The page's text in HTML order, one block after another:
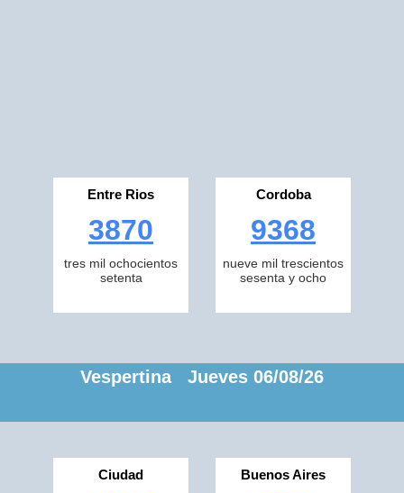
Entre Rios
3870
tres mil ochocientos
setenta
Cordoba
9368
nueve mil trescientos
sesenta y ocho
Vespertina Jueves 06/08/26
Ciudad Buenos Aires